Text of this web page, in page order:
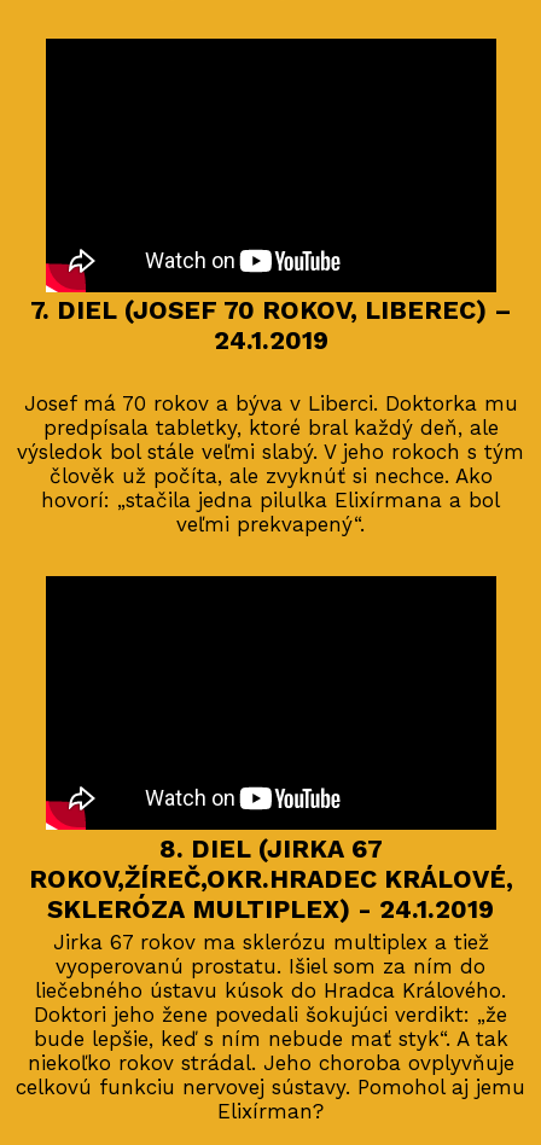
7. DIEL (JOSEF 70 ROKOV, LIBEREC) –
24.1.2019
Josef má 70 rokov a býva v Liberci. Doktorka mu
predpísala tabletky, ktoré bral každý deň, ale
výsledok bol stále veľmi slabý. V jeho rokoch s tým
člověk už počíta, ale zvyknúť si nechce. Ako
hovorí: „stačila jedna pilulka Elixírmana a bol
veľmi prekvapený“.
8. DIEL (JIRKA 67
ROKOV,ŽÍREČ,OKR.HRADEC KRÁLOVÉ,
SKLERÓZA MULTIPLEX) - 24.1.2019
Jirka 67 rokov ma sklerózu multiplex a tiež
vyoperovanú prostatu. Išiel som za ním do
liečebného ústavu kúsok do Hradca Králového.
Doktori jeho žene povedali šokujúci verdikt: „že
bude lepšie, keď s ním nebude mať styk“. A tak
niekoľko rokov strádal. Jeho choroba ovplyvňuje
celkovú funkciu nervovej sústavy. Pomohol aj jemu
Elixírman?